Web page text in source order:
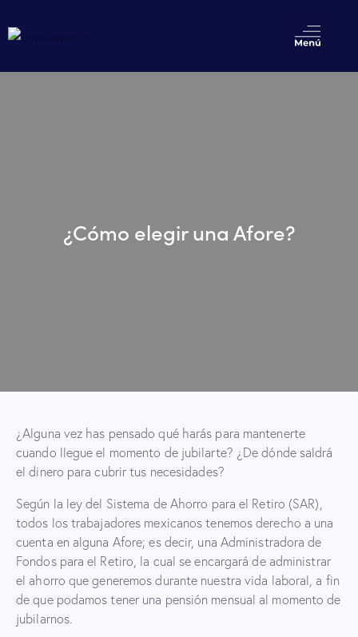
¿Cómo elegir una Afore?
¿Alguna vez has pensado qué harás para mantenerte
cuando llegue el momento de jubilarte? ¿De dónde saldrá
el dinero para cubrir tus necesidades?
Según la ley del Sistema de Ahorro para el Retiro (SAR),
todos los trabajadores mexicanos tenemos derecho a una
cuenta en alguna Afore; es decir, una Administradora de
Fondos para el Retiro, la cual se encargará de administrar
el ahorro que generemos durante nuestra vida laboral, a fin
de que podamos tener una pensión mensual al momento de
jubilarnos.